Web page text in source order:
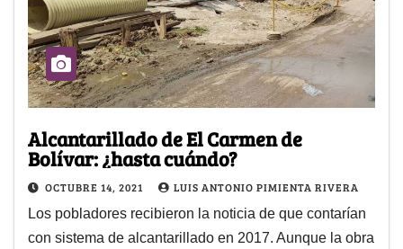
Alcantarillado de El Carmen de
Bolívar: ¿hasta cuándo?
OCTUBRE 14, 2021 LUIS ANTONIO PIMIENTA RIVERA
Los pobladores recibieron la noticia de que contarían
con sistema de alcantarillado en 2017. Aunque la obra